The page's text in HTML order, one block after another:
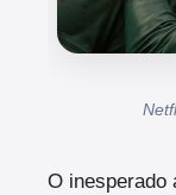
O inesperado